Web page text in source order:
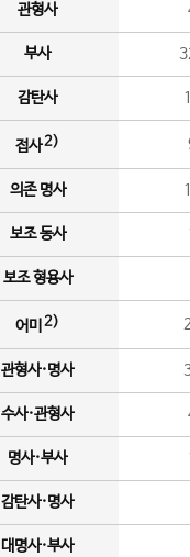
관형사
부사
감탄사
접사2)
의존 명사
보조 동사
보조 형용사
어미 2)
관형사·명사
수사·관형사
명사·부사
감탄사·명사
대명사·부사